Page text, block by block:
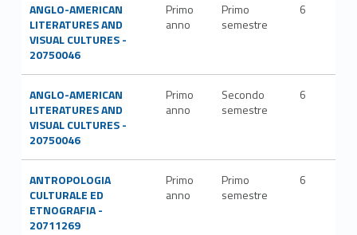
ANGLO-AMERICAN
LITERATURES AND
VISUAL CULTURES -
20750046
Primo
anno
Primo
semestre
6
ANGLO-AMERICAN
LITERATURES AND
VISUAL CULTURES -
20750046
Primo
anno
Secondo
semestre
6
ANTROPOLOGIA
CULTURALE ED
ETNOGRAFIA -
20711269
Primo
anno
Primo
semestre
6